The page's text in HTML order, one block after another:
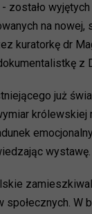
zostało
na nowej,
kuratorkę dr
z
już
królewskiej
wystawę.
W